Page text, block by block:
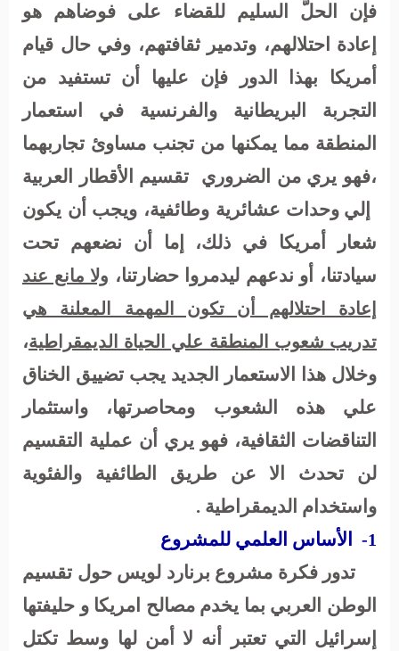
فإن الحلَّ السليم للقضاء على فوضاهم هو
إعادة احتلالهم، وتدمير ثقافتهم، وفي حال قيام
أمريكا بهذا الدور فإن عليها أن تستفيد من
التجربة البريطانية والفرنسية في استعمار
المنطقة مما يمكنها من تجنب مساوئ تجاربهما
،فهو يري من الضروري
تقسيم الأقطار العربية
إلي وحدات عشائرية وطائفية، ويجب أن يكون
شعار أمريكا في ذلك، إما أن نضعهم تحت
سيادتنا، أو ندعهم ليدمروا حضارتنا، ولا مانع عند
إعادة احتلالهم أن تكون المهمة المعلنة هي
تدريب شعوب المنطقة علي الحياة الديمقراطية،
وخلال هذا الاستعمار الجديد يجب تضييق الخناق
علي هذه الشعوب ومحاصرتها، واستثمار
التناقضات الثقافية، فهو يري أن عملية التقسيم
لن تحدث الا عن طريق الطائفية والفئوية
واستخدام الديمقراطية .
1-
الأساس العلمي للمشروع
تدور فكرة مشروع برنارد لويس حول تقسيم
الوطن العربي بما يخدم مصالح امريكا و حليفتها
إسرائيل التي تعتبر أنه لا أمن لها وسط تكتل